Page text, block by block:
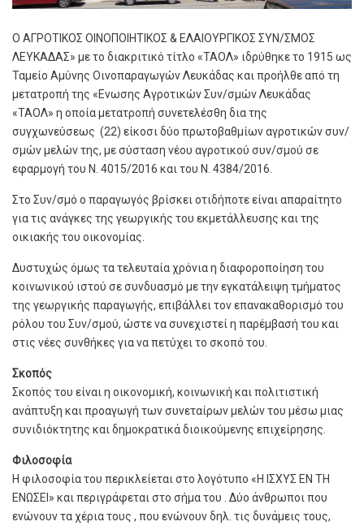
Ο ΑΓΡΟΤΙΚΟΣ ΟΙΝΟΠΟΙΗΤΙΚΟΣ & ΕΛΑΙΟΥΡΓΙΚΟΣ ΣΥΝ/ΣΜΟΣ
ΛΕΥΚΑΔΑΣ» με το διακριτικό τίτλο «ΤΑΟΛ» ιδρύθηκε το 1915 ως
Ταμείο Αμύνης Οινοπαραγωγών Λευκάδας και προήλθε από τη
μετατροπή της «Ενωσης Αγροτικών Συν/σμών Λευκάδας
«ΤΑΟΛ» η οποία μετατροπή συνετελέσθη δια της
συγχωνεύσεως (22) είκοσι δύο πρωτοβαθμίων αγροτικών συν/
σμών μελών της, με σύσταση νέου αγροτικού συν/σμού σε
εφαρμογή του Ν. 4015/2016 και του Ν. 4384/2016.
Στο Συν/σμό ο παραγωγός βρίσκει οτιδήποτε είναι απαραίτητο
για τις ανάγκες της γεωργικής του εκμετάλλευσης και της
οικιακής του οικονομίας.
Δυστυχώς όμως τα τελευταία χρόνια η διαφοροποίηση του
κοινωνικού ιστού σε συνδυασμό με την εγκατάλειψη τμήματος
της γεωργικής παραγωγής, επιβάλλει τον επανακαθορισμό του
ρόλου του Συν/σμού, ώστε να συνεχιστεί η παρέμβασή του και
στις νέες συνθήκες για να πετύχει το σκοπό του.
Σκοπός
Σκοπός του είναι η οικονομική, κοινωνική και πολιτιστική
ανάπτυξη και προαγωγή των συνεταίρων μελών του μέσω μιας
συνιδιόκτητης και δημοκρατικά διοικούμενης επιχείρησης.
Φιλοσοφία
Η φιλοσοφία του περικλείεται στο λογότυπο «Η ΙΣΧΥΣ ΕΝ ΤΗ
ΕΝΩΣΕΙ» και περιγράφεται στο σήμα του . Δύο άνθρωποι που
ενώνουν τα χέρια τους , που ενώνουν δηλ. τις δυνάμεις τους,